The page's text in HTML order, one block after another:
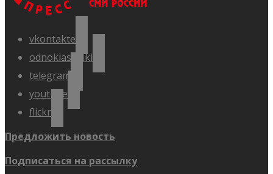
vkontakte
odnoklassniki
telegram
youtube
flickr
Предложить новость
Подписаться на рассылку